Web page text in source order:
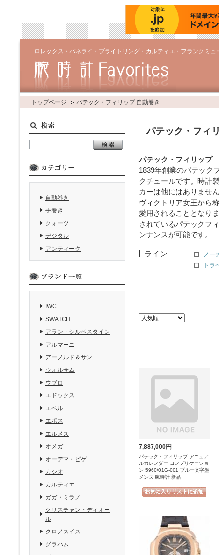
ロレックス・パネライ・ブライトリング・カルティエ・フランクミ
トップページ パテック・フィリップ 自動巻き
パテック・フィ
パテック・フィリップ
1839年創業のパテック
クチュールです。時計
カーは他にはありませ
ヴィクトリア女王から
愛用されることとなり
されているパテックフ
ンナンスが可能です。
ライン
ノー
トラ
7,887,000円
パテック・フィリップ アニュア
ルカレンダー コンプリケーショ
ン 5960/01G-001 ブルー文字盤
メンズ 腕時計 新品
自動巻き
手巻き
クォーツ
デジタル
アンティーク
IWC
SWATCH
アラン・シルベスタイン
アルマーニ
アーノルド＆サン
ウォルサム
ウブロ
エドックス
エベル
エポス
エルメス
オメガ
オーデマ・ピゲ
カシオ
カルティエ
ガガ・ミラノ
クリスチャン・ディオー
ル
クロノスイス
グラハム